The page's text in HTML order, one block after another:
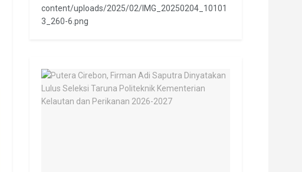
content/uploads/2025/02/IMG_20250204_10101
3_260-6.png